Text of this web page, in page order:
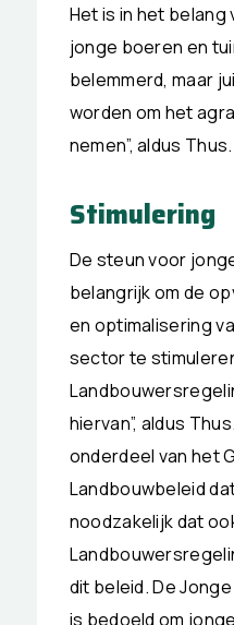
Het is in het belang
jonge boeren en
belemmerd, maar
worden om het
nemen”, aldus Thus.
Stimulering
De steun voor
belangrijk om de
en optimalisering
sector te
hiervan”, aldus
onderdeel van het
Landbouwbeleid
noodzakelijk dat
dit beleid. De
is bedoeld om